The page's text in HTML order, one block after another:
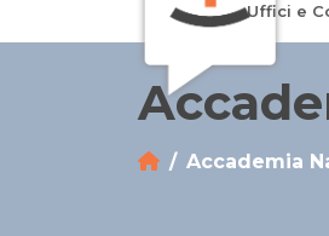
Uffici e
Accademia